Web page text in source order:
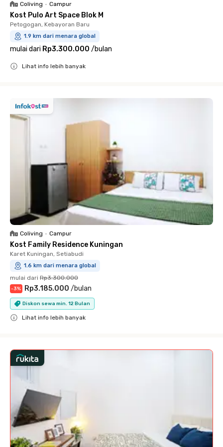
Coliving • Campur
Kost Pulo Art Space Blok M
Petogogan, Kebayoran Baru
1.9 km dari menara global
mulai dari Rp3.300.000 /bulan
Lihat info lebih banyak
Coliving • Campur
Kost Family Residence Kuningan
Karet Kuningan, Setiabudi
1.6 km dari menara global
mulai dari Rp3.300.000
-3% Rp3.185.000 /bulan
Diskon sewa min. 12 Bulan
Lihat info lebih banyak